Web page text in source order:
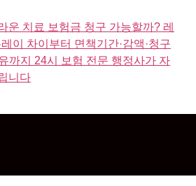
운 치료 보험금 청구 가능할까? 레
레이 차이부터 면책기간·감액·청구
까지 24시 보험 전문 행정사가 자
니다